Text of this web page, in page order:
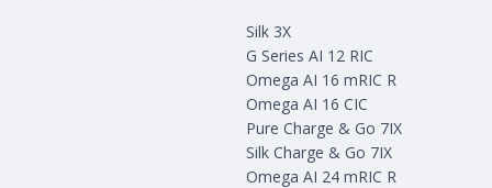
Silk 3X
G Series AI 12 RIC
Omega AI 16 mRIC R
Omega AI 16 CIC
Pure Charge & Go 7IX
Silk Charge & Go 7IX
Omega AI 24 mRIC R